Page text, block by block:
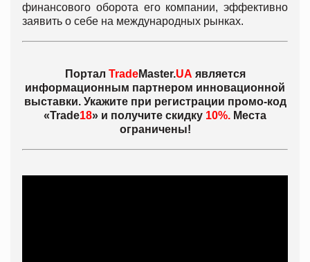
финансового оборота его компании, эффективно
заявить о себе на международных рынках.
Портал TradeMaster.UA является
информационным партнером инновационной
выставки. Укажите при регистрации промо-код
«Trade18» и получите скидку 10%. Места
ограничены!